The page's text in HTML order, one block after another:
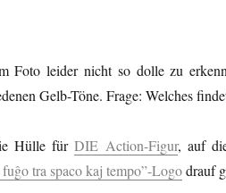
Foto leider nicht so dolle zu
Gelb-Töne. Frage: Welches
Hülle fürDIE Action-Figur, auf
tra spaco kaj tempo”-Logodrauf